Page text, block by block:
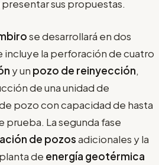
sus propuestas.
se desarrollará en dos
incluye la perforación de cuatro
y un pozo de reinyección,
de una unidad de
pozo con capacidad de hasta
prueba. La segunda fase
de pozosadicionales y la
de energía geotérmica